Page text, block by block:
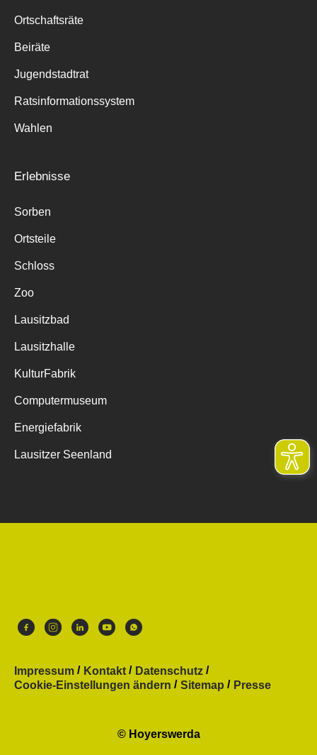
Ortschaftsräte
Beiräte
Jugendstadtrat
Ratsinformationssystem
Wahlen
Erlebnisse
Sorben
Ortsteile
Schloss
Zoo
Lausitzbad
Lausitzhalle
KulturFabrik
Computermuseum
Energiefabrik
Lausitzer Seenland
Impressum Kontakt
Datenschutz
Cookie-Einstellungen ändern
Sitemap Presse
© Hoyerswerda